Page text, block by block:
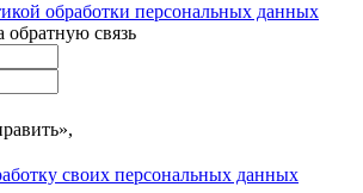
обработки персональных данных
обратную связь
своих персональных данных